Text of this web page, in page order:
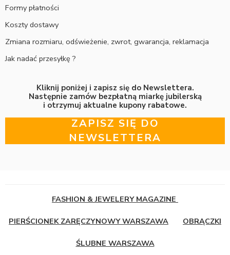
Formy płatności
Koszty dostawy
Zmiana rozmiaru, odświeżenie, zwrot, gwarancja, reklamacja
Jak nadać przesyłkę ?
Kliknij poniżej i zapisz się do Newslettera.
Następnie zamów bezpłatną miarkę jubilerską
i otrzymuj aktualne kupony rabatowe.
ZAPISZ SIĘ DO
NEWSLETTERA
FASHION & JEWELERY MAGAZINE
PIERŚCIONEK ZARĘCZYNOWY WARSZAWA OBRĄCZKI
ŚLUBNE WARSZAWA